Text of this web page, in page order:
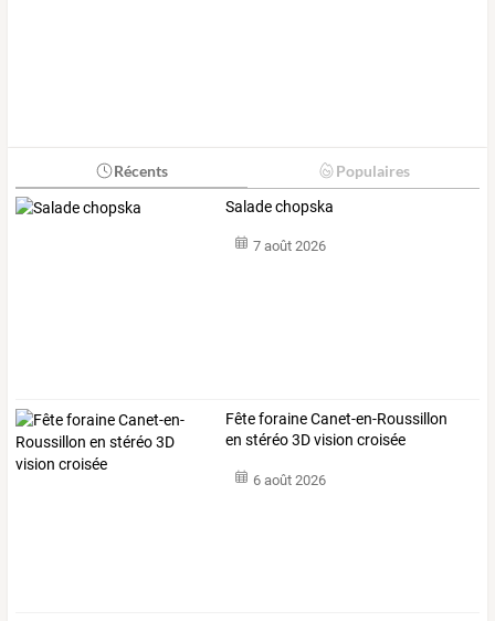
Récents Populaires
Salade chopska
7 août 2026
Fête foraine Canet-en-Roussillon
en stéréo 3D vision croisée
6 août 2026